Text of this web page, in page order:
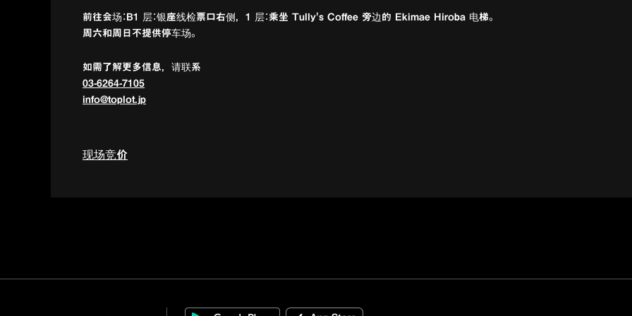
前往会场：B1 层：银座线检票口右侧，1 层：乘坐 Tully's Coffee 旁边的 Ekimae Hiroba 电梯。
周六和周日不提供停车场。
如需了解更多信息，请联系
03-6264-7105
info@toplot.jp
现场竞价